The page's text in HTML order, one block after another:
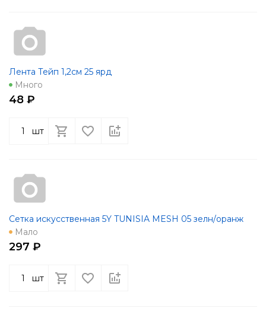
Лента Тейп 1,2см 25 ярд
Много
48 ₽
шт
Сетка искусственная 5Y TUNISIA MESH 05 зелн/оранж
Мало
297 ₽
шт